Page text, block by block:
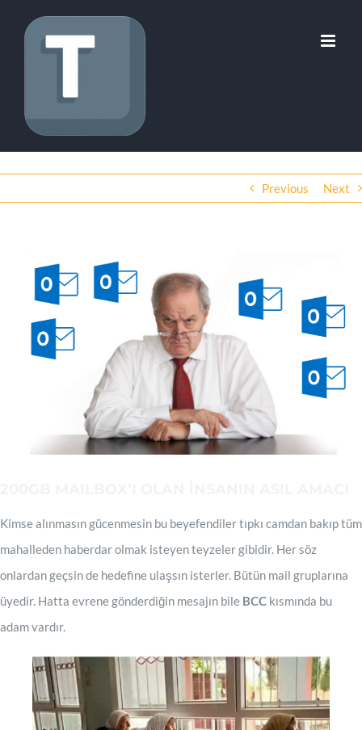
Previous Next
Kimse alınmasın gücenmesin bu beyefendiler tıpkı camdan bakıp tüm
mahalleden haberdar olmak isteyen teyzeler gibidir. Her söz
onlardan geçsin de hedefine ulaşsın isterler. Bütün mail gruplarına
üyedir. Hatta evrene gönderdiğin mesajın bile BCC kısmında bu
adam vardır.